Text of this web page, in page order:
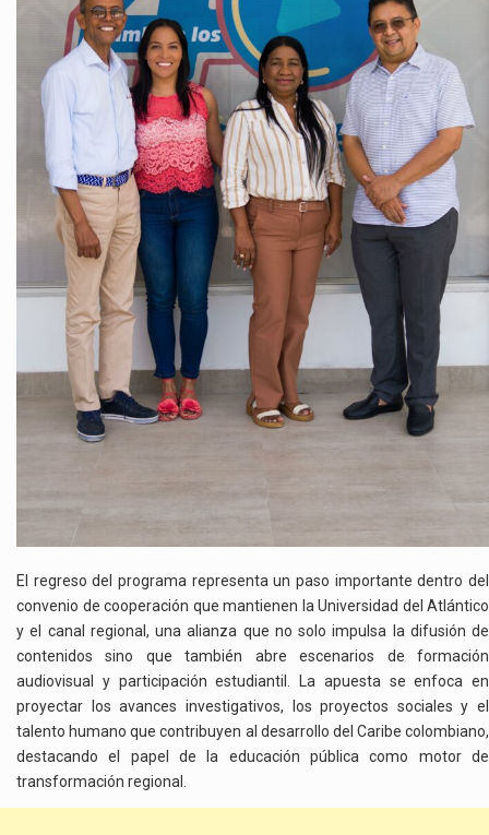
El regreso del programa representa un paso importante dentro del
convenio de cooperación que mantienen la Universidad del Atlántico
y el canal regional, una alianza que no solo impulsa la difusión de
contenidos sino que también abre escenarios de formación
audiovisual y participación estudiantil. La apuesta se enfoca en
proyectar los avances investigativos, los proyectos sociales y el
talento humano que contribuyen al desarrollo del Caribe colombiano,
destacando el papel de la educación pública como motor de
transformación regional.